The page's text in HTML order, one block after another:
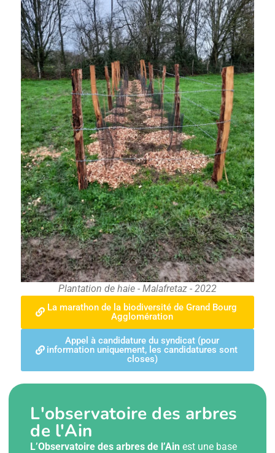
Plantation de haie - Malafretaz - 2022
La marathon de la biodiversité de Grand Bourg
Agglomération
Appel à candidature du syndicat (pour
information uniquement, les candidatures sont
closes)
L'observatoire des arbres
de l'Ain
L’Observatoire des arbres de l’Ain est une base